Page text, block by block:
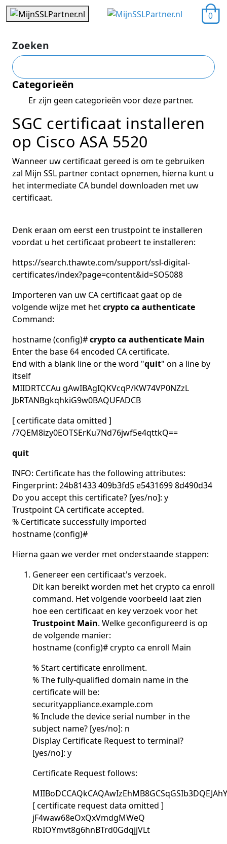
0
Zoeken
Categorieën
Er zijn geen categorieën voor deze partner.
SGC certificaat installeren
op Cisco ASA 5520
Wanneer uw certificaat gereed is om te gebruiken
zal Mijn SSL partner contact opnemen, hierna kunt u
het intermediate CA bundel downloaden met uw
certificaat.
Denk eraan om eerst een trustpoint te installeren
voordat u het certificaat probeert te installeren:
https://search.thawte.com/support/ssl-digital-
certificates/index?page=content&id=SO5088
Importeren van uw CA certificaat gaat op de
volgende wijze met hetcrypto ca authenticate
Command:
hostname (config)#crypto ca authenticate Main
Enter the base 64 encoded CA certificate.
End with a blank line or the word "quit" on a line by
itself
MIIDRTCCAu gAwIBAgIQKVcqP/KW74VP0NZzL
JbRTANBgkqhkiG9w0BAQUFADCB
[ certificate data omitted ]
/7QEM8izy0EOTSErKu7Nd76jwf5e4qttkQ==
quit
INFO: Certificate has the following attributes:
Fingerprint: 24b81433 409b3fd5 e5431699 8d490d34
Do you accept this certificate? [yes/no]: y
Trustpoint CA certificate accepted.
% Certificate successfully imported
hostname (config)#
Hierna gaan we verder met onderstaande stappen:
Genereer een certificaat's verzoek.
Dit kan bereikt worden met het crypto ca enroll
command. Het volgende voorbeeld laat zien
hoe een certificaat en key verzoek voor het
Trustpoint Main. Welke geconfigureerd is op
de volgende manier:
hostname (config)# crypto ca enroll Main
% Start certificate enrollment.
% The fully-qualified domain name in the
certificate will be:
securityappliance.example.com
% Include the device serial number in the
subject name? [yes/no]: n
Display Certificate Request to terminal?
[yes/no]: y
Certificate Request follows:
[ certificate request data omitted ]
jF4waw68eOxQxVmdgMWeQ
RbIOYmvt8g6hnBTrd0GdqjjVLt